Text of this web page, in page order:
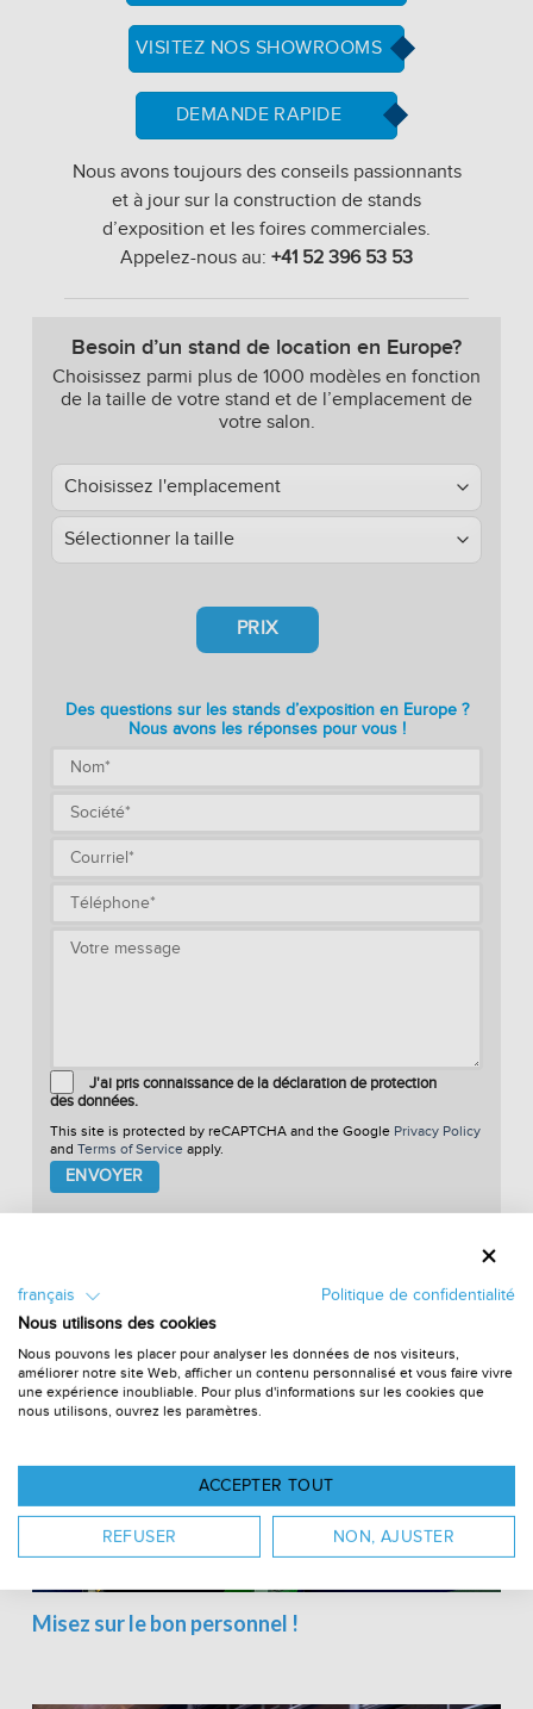
VISITEZ NOS SHOWROOMS
DEMANDE RAPIDE
Nous avons toujours des conseils passionnants
et à jour sur la construction de stands
d’exposition et les foires commerciales.
Appelez-nous au: +41 52 396 53 53
Besoin d’un stand de location en Europe?
Choisissez parmi plus de 1000 modèles en fonction
de la taille de votre stand et de l’emplacement de
votre salon.
PRIX
Des questions sur les stands d’exposition en Europe ?
Nous avons les réponses pour vous !
J'ai pris connaissance de la déclaration de protection
des données.
This site is protected by reCAPTCHA and the Google Privacy Policy
and Terms of Service apply.
Please
leave
Misez sur le bon personnel !
français
Politique de confidentialité
Nous utilisons des cookies
Nous pouvons les placer pour analyser les données de nos visiteurs,
améliorer notre site Web, afficher un contenu personnalisé et vous faire vivre
une expérience inoubliable. Pour plus d'informations sur les cookies que
nous utilisons, ouvrez les paramètres.
ACCEPTER TOUT
REFUSER NON, AJUSTER